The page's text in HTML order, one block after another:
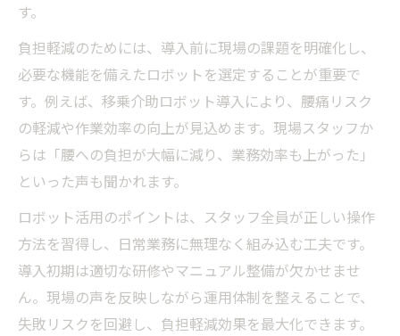
す。
負担軽減のためには、導入前に現場の課題を明確化し、
必要な機能を備えたロボットを選定することが重要で
す。例えば、移乗介助ロボット導入により、腰痛リスク
の軽減や作業効率の向上が見込めます。現場スタッフか
らは「腰への負担が大幅に減り、業務効率も上がった」
といった声も聞かれます。
ロボット活用のポイントは、スタッフ全員が正しい操作
方法を習得し、日常業務に無理なく組み込む工夫です。
導入初期は適切な研修やマニュアル整備が欠かせませ
ん。現場の声を反映しながら運用体制を整えることで、
失敗リスクを回避し、負担軽減効果を最大化できます。